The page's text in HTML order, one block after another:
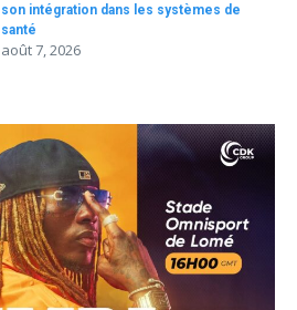
son intégration dans les systèmes de
santé
août 7, 2026